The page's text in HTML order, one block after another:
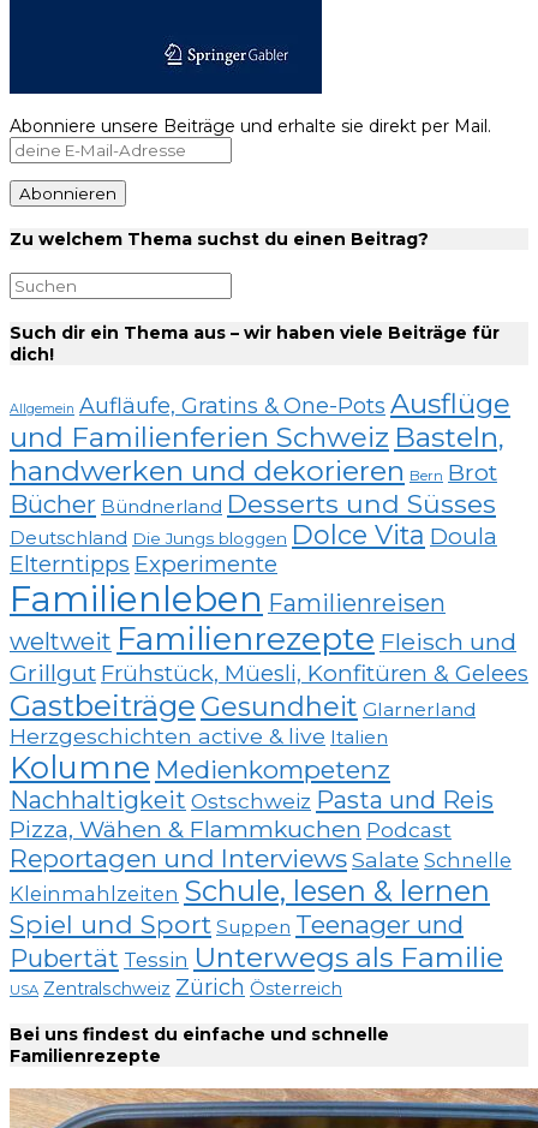
Abonniere unsere Beiträge und erhalte sie direkt per Mail.
Zu welchem Thema suchst du einen Beitrag?
Such dir ein Thema aus – wir haben viele Beiträge für
dich!
Allgemein Aufläufe, Gratins & One-Pots Ausflüge
und Familienferien Schweiz Basteln,
handwerken und dekorieren Bern Brot
Bücher Bündnerland Desserts und Süsses
Deutschland Die Jungs bloggen Dolce Vita Doula
Elterntipps Experimente
Familienleben Familienreisen
weltweit Familienrezepte Fleisch und
Grillgut Frühstück, Müesli, Konfitüren & Gelees
Gastbeiträge Gesundheit Glarnerland
Herzgeschichten active & live Italien
Kolumne Medienkompetenz
Nachhaltigkeit Ostschweiz Pasta und Reis
Pizza, Wähen & Flammkuchen Podcast
Reportagen und InterviewsSalate Schnelle
Kleinmahlzeiten Schule, lesen & lernen
Spiel und Sport Suppen Teenager und
Pubertät Tessin Unterwegs als Familie
USA Zentralschweiz Zürich Österreich
Bei uns findest du einfache und schnelle
Familienrezepte